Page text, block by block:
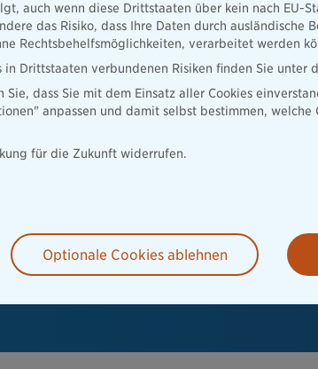
auch wenn diese Drittstaaten über kein nach EU-
das Risiko, dass Ihre Daten durch ausländische
Rechtsbehelfsmöglichkeiten, verarbeitet werden
Drittstaaten verbundenen Risiken finden Sie unter
dass Sie mit dem Einsatz aller Cookies
anpassen und damit selbst bestimmen, welche
für die Zukunft widerrufen.
Optionale Cookies ablehnen